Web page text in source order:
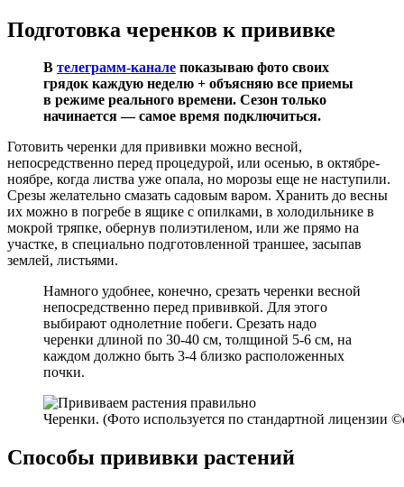
Подготовка черенков к прививке
В телеграмм-канале показываю фото своих
грядок каждую неделю + объясняю все приемы
в режиме реального времени. Сезон только
начинается — самое время подключиться.
Готовить черенки для прививки можно весной,
непосредственно перед процедурой, или осенью, в октябре-
ноябре, когда листва уже опала, но морозы еще не наступили.
Срезы желательно смазать садовым варом. Хранить до весны
их можно в погребе в ящике с опилками, в холодильнике в
мокрой тряпке, обернув полиэтиленом, или же прямо на
участке, в специально подготовленной траншее, засыпав
землей, листьями.
Намного удобнее, конечно, срезать черенки весной
непосредственно перед прививкой. Для этого
выбирают однолетние побеги. Срезать надо
черенки длиной по 30-40 см, толщиной 5-6 см, на
каждом должно быть 3-4 близко расположенных
почки.
Черенки. (Фото используется по стандартной лицензии
Способы прививки растений